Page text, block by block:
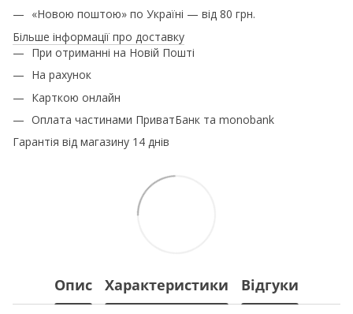
«Новою поштою» по Україні — від 80 грн.
Більше інформації про доставку
При отриманні на Новій Пошті
На рахунок
Карткою онлайн
Оплата частинами ПриватБанк та monobank
Гарантія від магазину 14 днів
Опис Характеристики Відгуки